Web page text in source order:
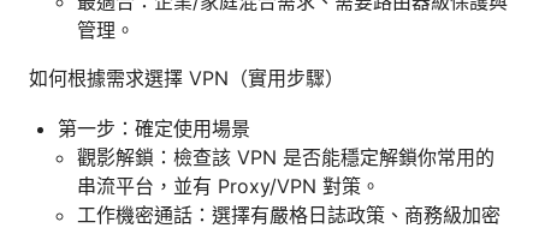
管理。
如何根據需求選擇 VPN（實用步驟）
第一步：確定使用場景
觀影解鎖：檢查該 VPN 是否能穩定解鎖你常用的
串流平台，並有 Proxy/VPN 對策。
工作機密通話：選擇有嚴格日誌政策、商務級加密